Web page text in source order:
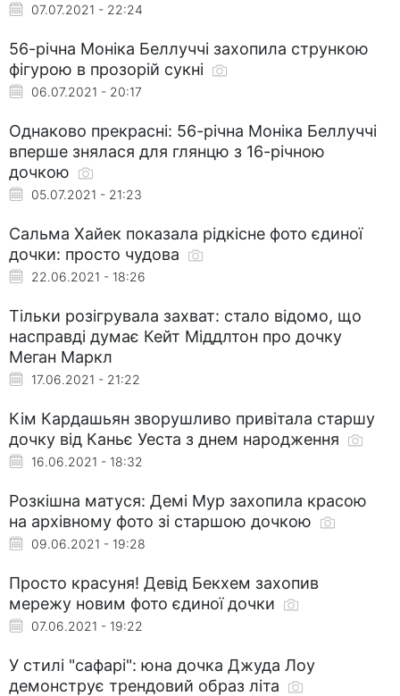
07.07.2021 - 22:24
56-річна Моніка Беллуччі захопила стрункою
фігурою в прозорій сукні
06.07.2021 - 20:17
Однаково прекрасні: 56-річна Моніка Беллуччі
вперше знялася для глянцю з 16-річною
дочкою
05.07.2021 - 21:23
Сальма Хайек показала рідкісне фото єдиної
дочки: просто чудова
22.06.2021 - 18:26
Тільки розігрувала захват: стало відомо, що
насправді думає Кейт Міддлтон про дочку
Меган Маркл
17.06.2021 - 21:22
Кім Кардашьян зворушливо привітала старшу
дочку від Каньє Уеста з днем народження
16.06.2021 - 18:32
Розкішна матуся: Демі Мур захопила красою
на архівному фото зі старшою дочкою
09.06.2021 - 19:28
Просто красуня! Девід Бекхем захопив
мережу новим фото єдиної дочки
07.06.2021 - 19:22
У стилі "сафарі": юна дочка Джуда Лоу
демонструє трендовий образ літа